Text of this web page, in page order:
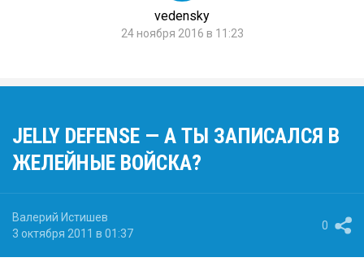
vedensky
24 ноября 2016 в 11:23
JELLY DEFENSE — А ТЫ ЗАПИСАЛСЯ В
ЖЕЛЕЙНЫЕ ВОЙСКА?
Валерий Истишев
3 октября 2011 в 01:37
0